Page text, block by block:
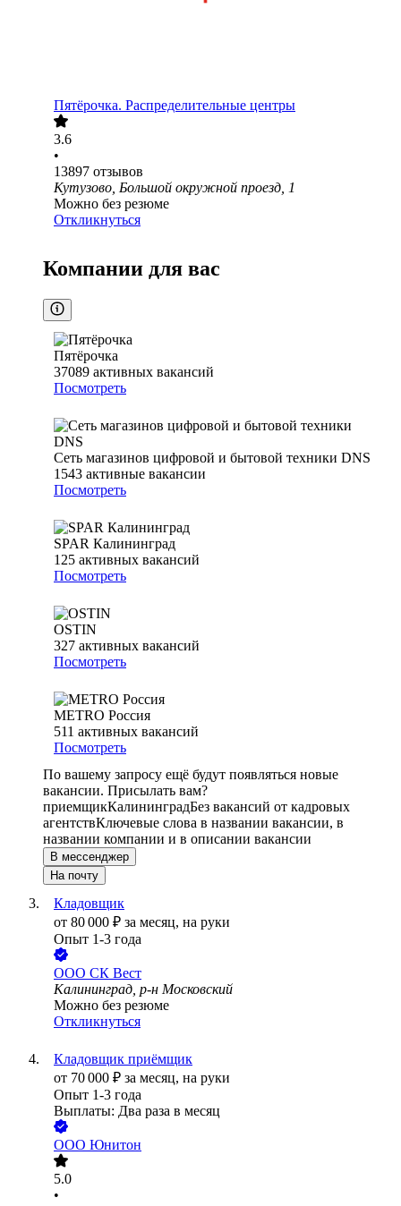
Пятёрочка. Распределительные центры
3.6
•
13897 отзывов
Кутузово, Большой окружной проезд, 1
Можно без резюме
Откликнуться
Компании для вас
Пятёрочка
37089 активных вакансий
Посмотреть
Сеть магазинов цифровой и бытовой техники DNS
1543 активные вакансии
Посмотреть
SPAR Калининград
125 активных вакансий
Посмотреть
OSTIN
327 активных вакансий
Посмотреть
METRO Россия
511 активных вакансий
Посмотреть
По вашему запросу ещё будут появляться новые
вакансии. Присылать вам?
приемщикКалининградБез вакансий от кадровых
агентствКлючевые слова в названии вакансии, в
названии компании и в описании вакансии
В мессенджер
На почту
Кладовщик
от 80 000 ₽ за месяц, на руки
Опыт 1-3 года
ООО СК Вест
Калининград, р-н Московский
Можно без резюме
Откликнуться
Кладовщик приёмщик
от 70 000 ₽ за месяц, на руки
Опыт 1-3 года
Выплаты: Два раза в месяц
ООО Юнитон
5.0
•